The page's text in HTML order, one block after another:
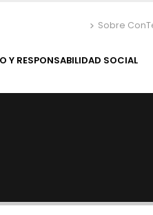
Sobre
Y RESPONSABILIDAD SOCIAL